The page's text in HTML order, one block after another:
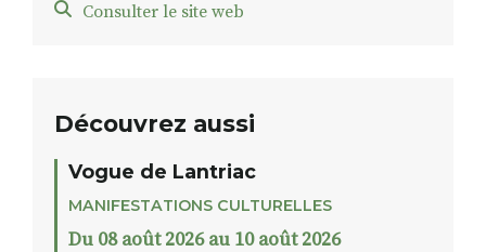
Consulter le site web
Découvrez aussi
Vogue de Lantriac
MANIFESTATIONS CULTURELLES
Du 08 août 2026 au 10 août 2026